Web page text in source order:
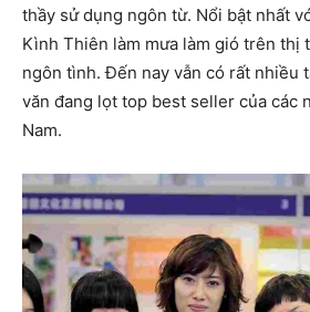
thầy sử dụng ngôn từ. Nổi bật nhất
Kình Thiên làm mưa làm gió trên thị
ngôn tình. Đến nay vẫn có rất nhiều
văn đang lọt top best seller của các
Nam.